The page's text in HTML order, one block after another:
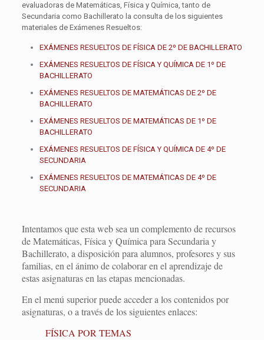
evaluadoras de Matemáticas, Física y Química, tanto de
Secundaria como Bachillerato la consulta de los siguientes
materiales de Exámenes Resueltos:
EXÁMENES RESUELTOS DE FÍSICA DE 2º DE BACHILLERATO
EXÁMENES RESUELTOS DE FÍSICA Y QUÍMICA DE 1º DE
BACHILLERATO
EXÁMENES RESUELTOS DE MATEMÁTICAS DE 2º DE
BACHILLERATO
EXÁMENES RESUELTOS DE MATEMÁTICAS DE 1º DE
BACHILLERATO
EXÁMENES RESUELTOS DE FÍSICA Y QUÍMICA DE 4º DE
SECUNDARIA
EXÁMENES RESUELTOS DE MATEMÁTICAS DE 4º DE
SECUNDARIA
Intentamos que esta web sea un complemento de recursos
de Matemáticas, Física y Química para Secundaria y
Bachillerato, a disposición para alumnos, profesores y sus
familias, en el ánimo de colaborar en el aprendizaje de
estas asignaturas en las etapas mencionadas.
En el menú superior puede acceder a los contenidos por
asignaturas, o a través de los siguientes enlaces:
FÍSICA POR TEMAS